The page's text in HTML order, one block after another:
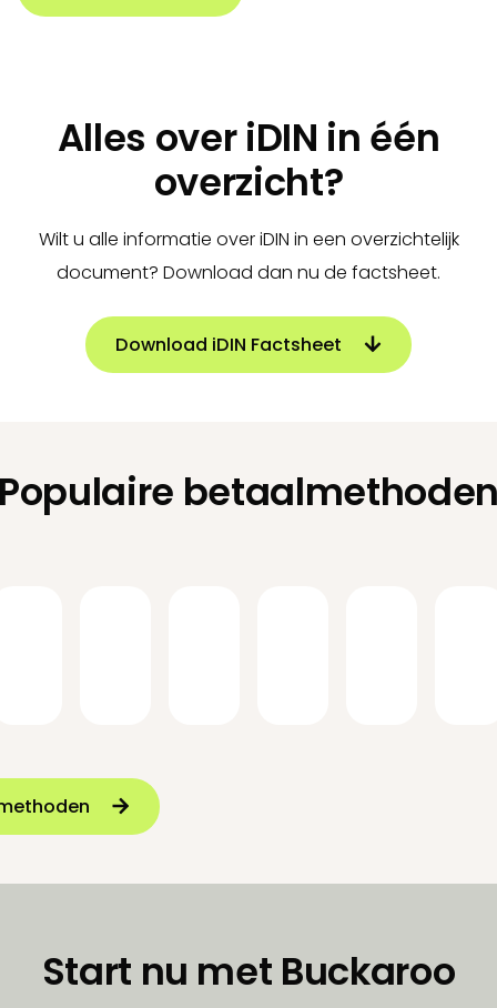
Alles over iDIN in één
overzicht?
Wilt u alle informatie over iDIN in een overzichtelijk
document? Download dan nu de factsheet.
Download iDIN Factsheet
Start nu met Buckaroo